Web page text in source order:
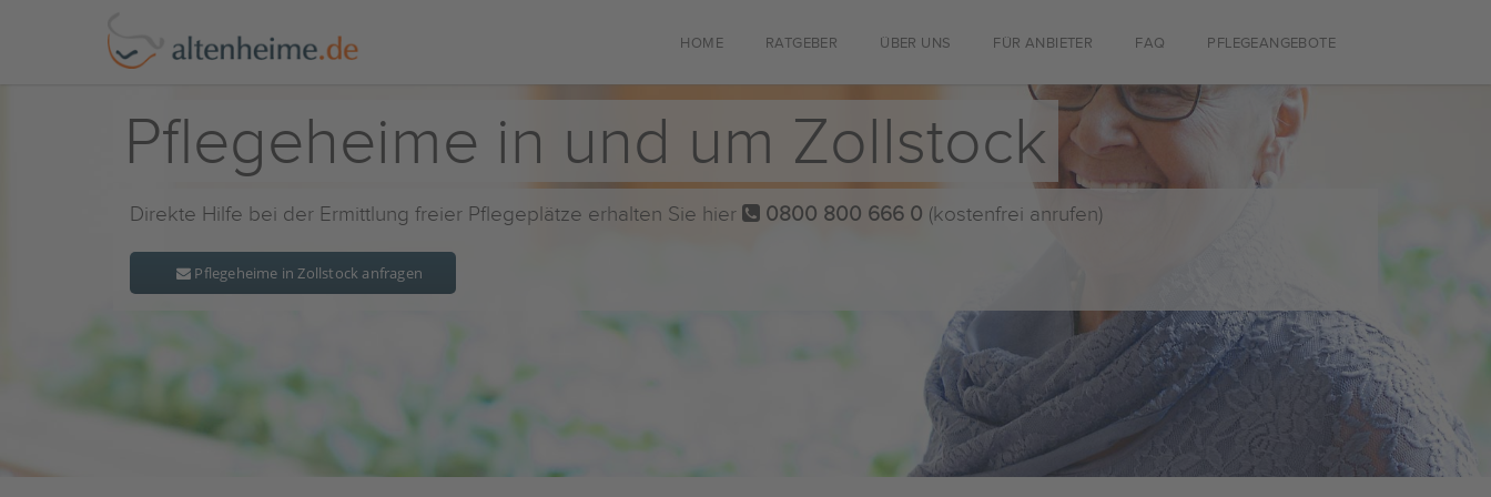
HOME RATGEBER ÜBER UNS FÜR ANBIETER FAQ PFLEGEANGEBOTE
Pflegeheime in und um Zollstock
Direkte Hilfe bei der Ermittlung freier Pflegeplätze erhalten Sie hier 0800 800 666 0 (kostenfrei anrufen)
Pflegeheime in Zollstock anfragen